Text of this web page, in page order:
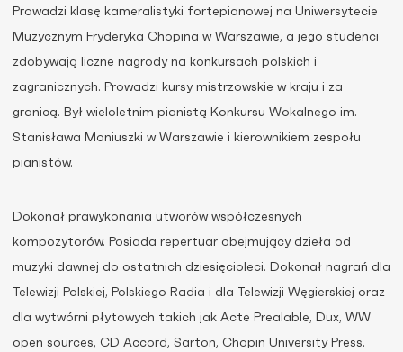
Prowadzi klasę kameralistyki fortepianowej na Uniwersytecie
Muzycznym Fryderyka Chopina w Warszawie, a jego studenci
zdobywają liczne nagrody na konkursach polskich i
zagranicznych. Prowadzi kursy mistrzowskie w kraju i za
granicą. Był wieloletnim pianistą Konkursu Wokalnego im.
Stanisława Moniuszki w Warszawie i kierownikiem zespołu
pianistów.
Dokonał prawykonania utworów współczesnych
kompozytorów. Posiada repertuar obejmujący dzieła od
muzyki dawnej do ostatnich dziesięcioleci. Dokonał nagrań dla
Telewizji Polskiej, Polskiego Radia i dla Telewizji Węgierskiej oraz
dla wytwórni płytowych takich jak Acte Prealable, Dux, WW
open sources, CD Accord, Sarton, Chopin University Press.